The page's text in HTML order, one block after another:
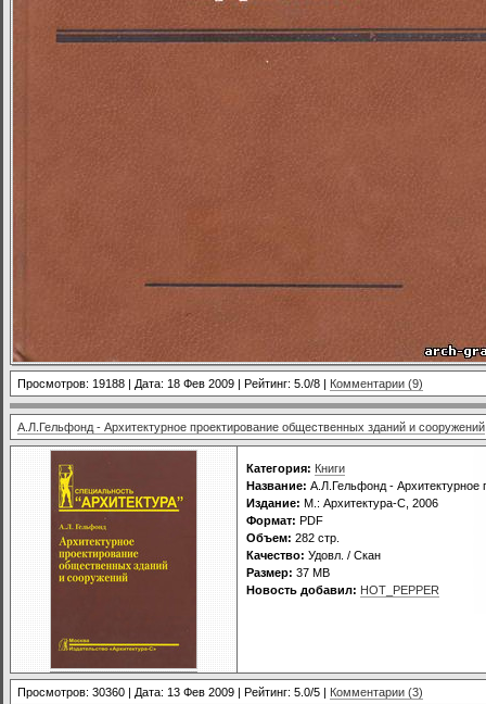
Просмотров: 19188 | Дата: 18 Фев 2009 | Рейтинг: 5.0/8 | Комментарии (9)
А.Л.Гельфонд - Архитектурное проектирование общественных зданий и сооружений
Категория: Книги
Название: А.Л.Гельфонд - Архитектурное
Издание: М.: Архитектура-С, 2006
Формат: PDF
Объем: 282 стр.
Качество: Удовл. / Скан
Размер: 37 MB
Новость добавил: HOT_PEPPER
Просмотров: 30360 | Дата: 13 Фев 2009 | Рейтинг: 5.0/5 | Комментарии (3)